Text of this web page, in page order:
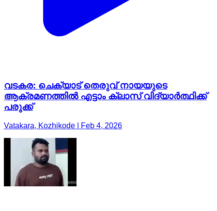
വടകര: ചെക്യാട് തെരുവ് നായയുടെ
ആക്രമണത്തിൽ എട്ടാം ക്ലാസ് വിദ്യാർത്ഥിക്ക്
പരുക്ക്
Vatakara, Kozhikode | Feb 4, 2026